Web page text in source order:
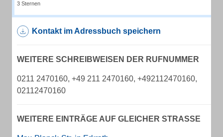
3 Sternen
Kontakt im Adressbuch speichern
WEITERE SCHREIBWEISEN DER RUFNUMMER
0211 2470160, +49 211 2470160, +492112470160,
02112470160
WEITERE EINTRÄGE AUF GLEICHER STRASSE